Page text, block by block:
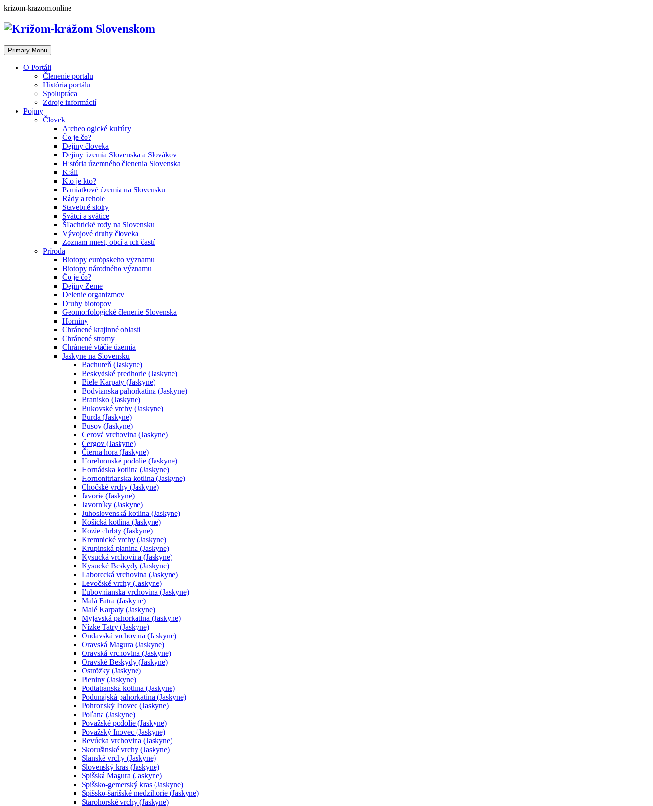
Skip
content
krizom-krazom.online
Primary Menu
O Portáli
Členenie portálu
História portálu
Spolupráca
Zdroje informácií
Pojmy
Človek
Archeologické kultúry
Čo je čo?
Dejiny človeka
Dejiny územia Slovenska a Slovákov
História územného členenia Slovenska
Králi
Kto je kto?
Pamiatkové územia na Slovensku
Rády a rehole
Stavebné slohy
Svätci a svätice
Šľachtické rody na Slovensku
Vývojové druhy človeka
Zoznam miest, obcí a ich častí
Príroda
Biotopy európskeho významu
Biotopy národného významu
Čo je čo?
Dejiny Zeme
Delenie organizmov
Druhy biotopov
Geomorfologické členenie Slovenska
Horniny
Chránené krajinné oblasti
Chránené stromy
Chránené vtáčie územia
Jaskyne na Slovensku
Bachureň (Jaskyne)
Beskydské predhorie (Jaskyne)
Biele Karpaty (Jaskyne)
Bodvianska pahorkatina (Jaskyne)
Branisko (Jaskyne)
Bukovské vrchy (Jaskyne)
Burda (Jaskyne)
Busov (Jaskyne)
Cerová vrchovina (Jaskyne)
Čergov (Jaskyne)
Čierna hora (Jaskyne)
Horehronské podolie (Jaskyne)
Hornádska kotlina (Jaskyne)
Hornonitrianska kotlina (Jaskyne)
Chočské vrchy (Jaskyne)
Javorie (Jaskyne)
Javorníky (Jaskyne)
Juhoslovenská kotlina (Jaskyne)
Košická kotlina (Jaskyne)
Kozie chrbty (Jaskyne)
Kremnické vrchy (Jaskyne)
Krupinská planina (Jaskyne)
Kysucká vrchovina (Jaskyne)
Kysucké Beskydy (Jaskyne)
Laborecká vrchovina (Jaskyne)
Levočské vrchy (Jaskyne)
Ľubovnianska vrchovina (Jaskyne)
Malá Fatra (Jaskyne)
Malé Karpaty (Jaskyne)
Myjavská pahorkatina (Jaskyne)
Nízke Tatry (Jaskyne)
Ondavská vrchovina (Jaskyne)
Oravská Magura (Jaskyne)
Oravská vrchovina (Jaskyne)
Oravské Beskydy (Jaskyne)
Ostrôžky (Jaskyne)
Pieniny (Jaskyne)
Podtatranská kotlina (Jaskyne)
Podunajská pahorkatina (Jaskyne)
Pohronský Inovec (Jaskyne)
Poľana (Jaskyne)
Považské podolie (Jaskyne)
Považský Inovec (Jaskyne)
Revúcka vrchovina (Jaskyne)
Skorušinské vrchy (Jaskyne)
Slanské vrchy (Jaskyne)
Slovenský kras (Jaskyne)
Spišská Magura (Jaskyne)
Spišsko-gemerský kras (Jaskyne)
Spišsko-šarišské medzihorie (Jaskyne)
Starohorské vrchy (Jaskyne)